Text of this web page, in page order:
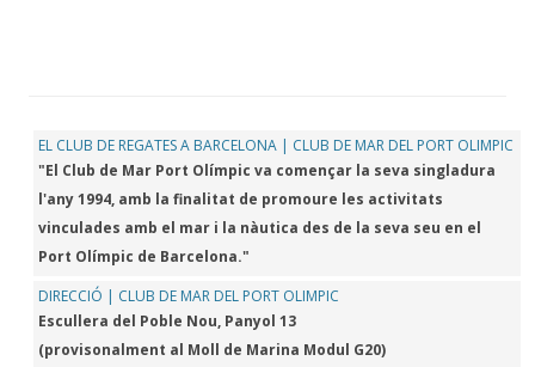
EL CLUB DE REGATES A BARCELONA | CLUB DE MAR DEL PORT OLIMPIC
"El Club de Mar Port Olímpic va començar la seva singladura
l'any 1994, amb la finalitat de promoure les activitats
vinculades amb el mar i la nàutica des de la seva seu en el
Port Olímpic de Barcelona."
DIRECCIÓ | CLUB DE MAR DEL PORT OLIMPIC
Escullera del Poble Nou, Panyol 13
(provisonalment al Moll de Marina Modul G20)